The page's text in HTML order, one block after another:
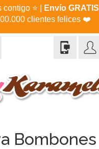
contigo ⭐ Envío GRATIS
clientes felices ❤️
Bombones